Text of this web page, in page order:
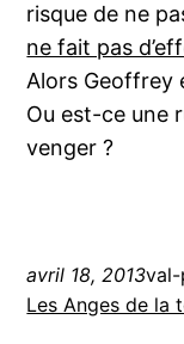
risque de ne
ne fait pas
Alors Geoffrey
Ou est-ce une
venger ?
avril 18, 2013
Les Anges de la